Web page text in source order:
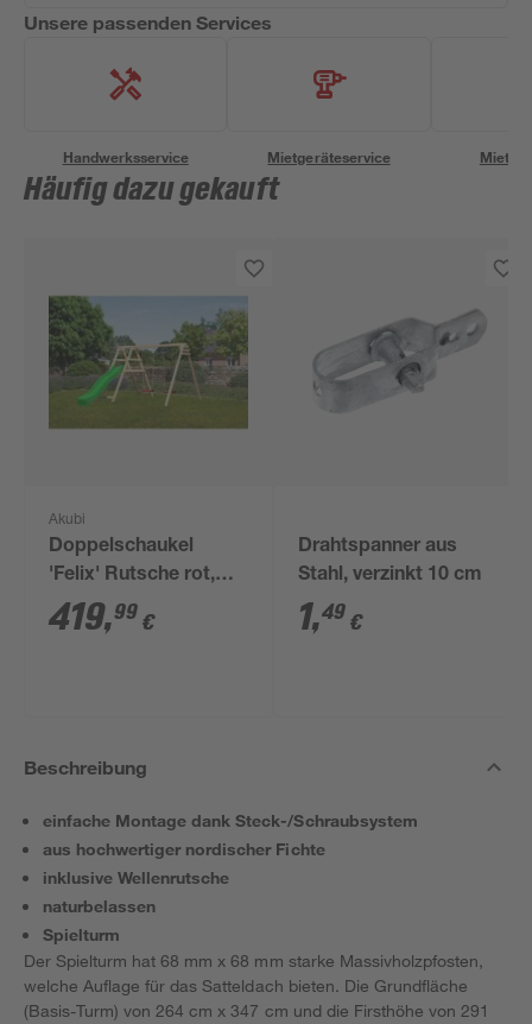
Unsere passenden Services
Handwerksservice Mietgeräteservice
Häufig dazu gekauft
Akubi
Doppelschaukel
'Felix' Rutsche rot,
Klettergerüst, 308 x
213 cm
419,99 €
Drahtspanner aus
Stahl, verzinkt 10 cm
1,49 €
Beschreibung
einfache Montage dank Steck-/Schraubsystem
aus hochwertiger nordischer Fichte
inklusive Wellenrutsche
naturbelassen
Spielturm
Der Spielturm hat 68 mm x 68 mm starke Massivholzpfosten,
welche Auflage für das Satteldach bieten. Die Grundfläche
(Basis-Turm) von 264 cm x 347 cm und die Firsthöhe von 291